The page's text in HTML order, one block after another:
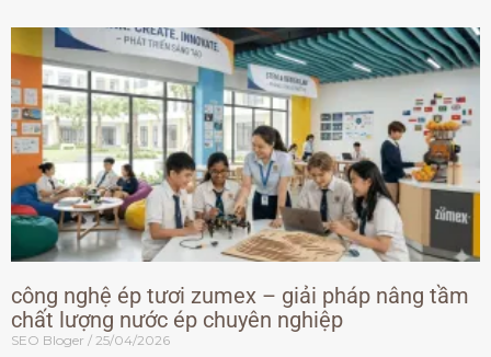
công nghệ ép tươi zumex – giải pháp nâng tầm
chất lượng nước ép chuyên nghiệp
SEO Bloger 25/04/2026